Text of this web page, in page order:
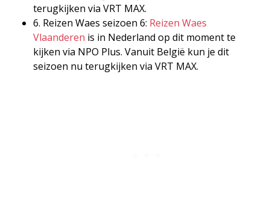
terugkijken via VRT MAX.
6. Reizen Waes seizoen 6: Reizen Waes
Vlaanderen is in Nederland op dit moment te
kijken via NPO Plus. Vanuit België kun je dit
seizoen nu terugkijken via VRT MAX.